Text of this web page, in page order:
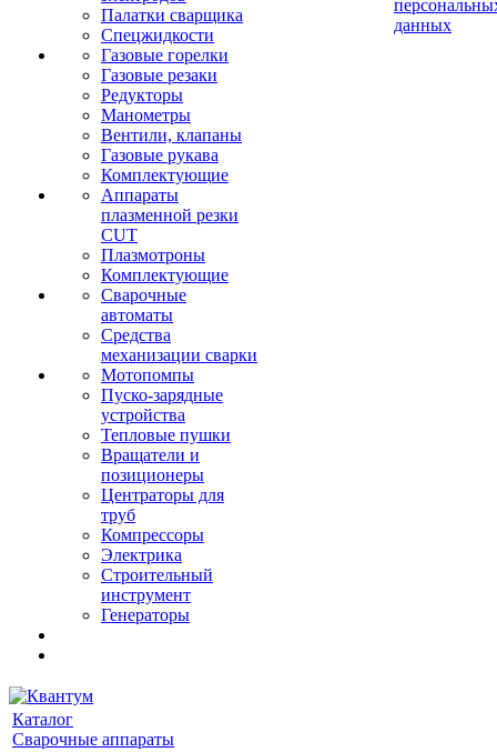
Палатки сварщика
Спецжидкости
Газовые горелки
Газовые резаки
Редукторы
Манометры
Вентили, клапаны
Газовые рукава
Комплектующие
Аппараты
плазменной резки
CUT
Плазмотроны
Комплектующие
Сварочные
автоматы
Средства
механизации сварки
Мотопомпы
Пуско-зарядные
устройства
Тепловые пушки
Вращатели и
позиционеры
Центраторы для
труб
Компрессоры
Электрика
Строительный
инструмент
Генераторы
данных
Каталог
Сварочные аппараты